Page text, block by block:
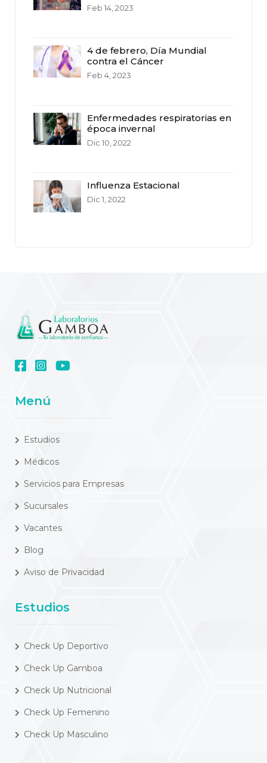
Feb 14, 2023
4 de febrero, Día Mundial
contra el Cáncer
Feb 4, 2023
Enfermedades respiratorias en
época invernal
Dic 10, 2022
Influenza Estacional
Dic 1, 2022
Menú
Estudios
Médicos
Servicios para Empresas
Sucursales
Vacantes
Blog
Aviso de Privacidad
Estudios
Check Up Deportivo
Check Up Gamboa
Check Up Nutricional
Check Up Femenino
Check Up Masculino